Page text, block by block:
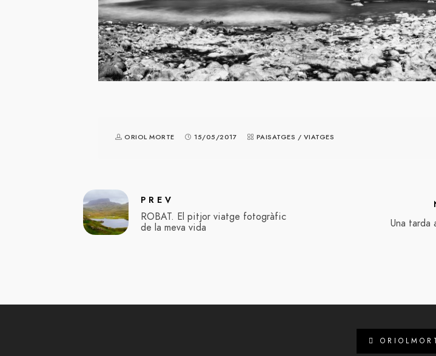
ORIOL MORTE 15/05/2017 PAISATGES / VIATGES
PREV
ROBAT. El pitjor viatge fotogràfic
de la meva vida
Una tarda